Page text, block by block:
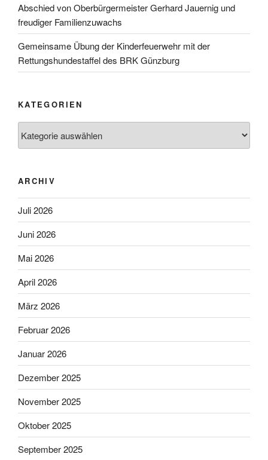
Abschied von Oberbürgermeister Gerhard Jauernig und
freudiger Familienzuwachs
Gemeinsame Übung der Kinderfeuerwehr mit der
Rettungshundestaffel des BRK Günzburg
KATEGORIEN
ARCHIV
Juli 2026
Juni 2026
Mai 2026
April 2026
März 2026
Februar 2026
Januar 2026
Dezember 2025
November 2025
Oktober 2025
September 2025